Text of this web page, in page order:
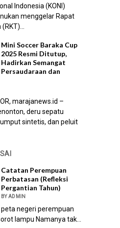
Indonesia (KONI)
menggelar Rapat
Mini Soccer Baraka Cup
2025 Resmi Ditutup,
Hadirkan Semangat
Persaudaraan dan
marajanews.id –
deru sepatu
sintetis, dan peluit
Catatan Perempuan
Perbatasan (Refleksi
Pergantian Tahun)
BY ADMIN
peta negeri perempuan
lampu Namanya tak...